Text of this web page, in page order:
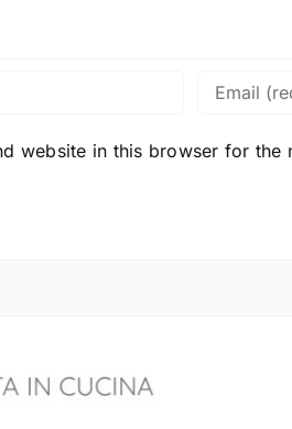
website in this browser for the